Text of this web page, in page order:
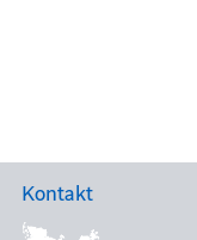
Kontakt